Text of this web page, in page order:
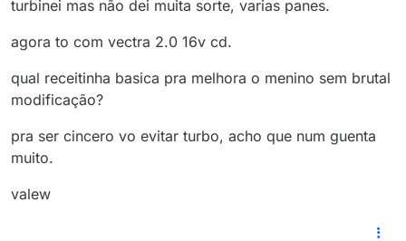
turbinei mas não dei muita sorte, varias panes.
agora to com vectra 2.0 16v cd.
qual receitinha basica pra melhora o menino sem brutal
modificação?
pra ser cincero vo evitar turbo, acho que num guenta
muito.
valew